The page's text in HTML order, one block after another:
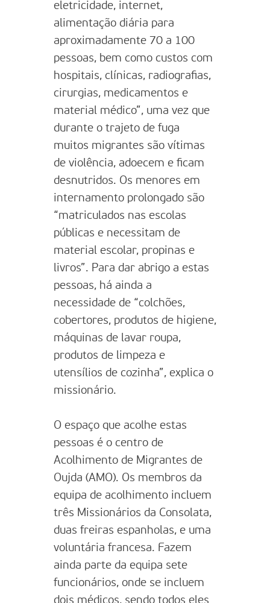
eletricidade, internet,
alimentação diária para
aproximadamente 70 a 100
pessoas, bem como custos com
hospitais, clínicas, radiografias,
cirurgias, medicamentos e
material médico”, uma vez que
durante o trajeto de fuga
muitos migrantes são vítimas
de violência, adoecem e ficam
desnutridos. Os menores em
internamento prolongado são
“matriculados nas escolas
públicas e necessitam de
material escolar, propinas e
livros”. Para dar abrigo a estas
pessoas, há ainda a
necessidade de “colchões,
cobertores, produtos de higiene,
máquinas de lavar roupa,
produtos de limpeza e
utensílios de cozinha”, explica o
missionário.
O espaço que acolhe estas
pessoas é o centro de
Acolhimento de Migrantes de
Oujda (AMO). Os membros da
equipa de acolhimento incluem
três Missionários da Consolata,
duas freiras espanholas, e uma
voluntária francesa. Fazem
ainda parte da equipa sete
funcionários, onde se incluem
dois médicos, sendo todos eles